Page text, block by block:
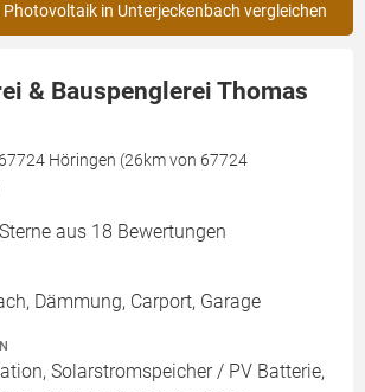
in Unterjeckenbach vergleichen
& Bauspenglerei Thomas
Höringen (26km von 67724
Sterne aus 18 Bewertungen
Dämmung, Carport, Garage
Solarstromspeicher / PV Batterie,